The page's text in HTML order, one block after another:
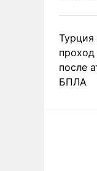
Турция
после
БПЛА